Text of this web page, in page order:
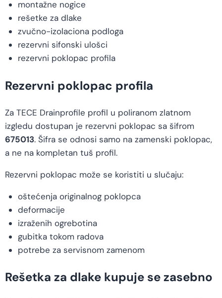
montažne nogice
rešetke za dlake
zvučno-izolaciona podloga
rezervni sifonski ulošci
rezervni poklopac profila
Rezervni poklopac profila
Za TECE Drainprofile profil u poliranom zlatnom
izgledu dostupan je rezervni poklopac sa šifrom
675013. Šifra se odnosi samo na zamenski poklopac,
a ne na kompletan tuš profil.
Rezervni poklopac može se koristiti u slučaju:
oštećenja originalnog poklopca
deformacije
izraženih ogrebotina
gubitka tokom radova
potrebe za servisnom zamenom
Rešetka za dlake kupuje se zasebno